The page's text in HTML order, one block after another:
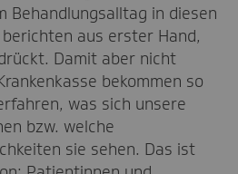
Behandlungsalltag in diesen
aus erster Hand,
Damit aber nicht
bekommen so
was sich unsere
bzw. welche
sie sehen. Das ist